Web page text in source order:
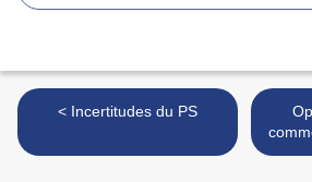
< Incertitudes du PS